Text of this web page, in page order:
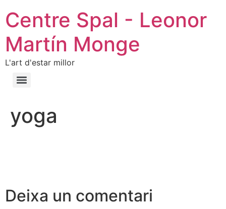
Centre Spal - Leonor
Martín Monge
L'art d'estar millor
yoga
Deixa un comentari